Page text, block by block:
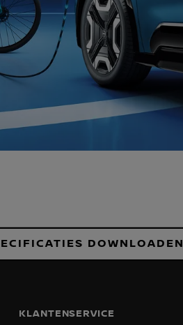
DOWNLOADEN
KLANTENSERVICE